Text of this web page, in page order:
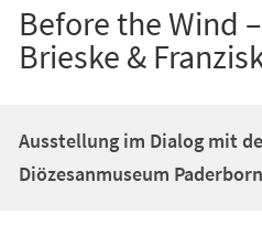
Before the Wind
Brieske &
Ausstellung im Dialog mit
Diözesanmuseum Paderborn